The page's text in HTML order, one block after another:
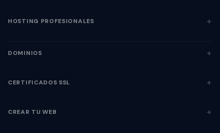
HOSTING PROFESIONALES
DOMINIOS
CERTIFICADOS SSL
CREAR TU WEB